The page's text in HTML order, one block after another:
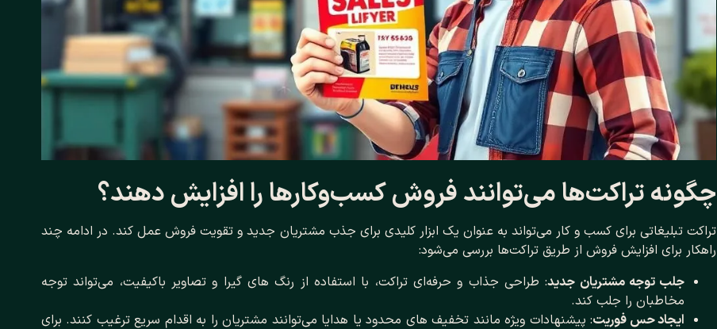
چگونه تراکت‌ها می‌توانند فروش کسب‌وکارها را افزایش دهند؟
تراکت تبلیغاتی برای کسب‌ و کار می‌تواند به ‌عنوان یک ابزار کلیدی برای جذب مشتریان جدید و تقویت فروش عمل کند. در ادامه چند
راهکار برای افزایش فروش از طریق تراکت‌ها بررسی می‌شود:
جلب توجه مشتریان جدید: طراحی جذاب و حرفه‌ای تراکت، با استفاده از رنگ‌ های گیرا و تصاویر باکیفیت، می‌تواند توجه
مخاطبان را جلب کند.
ایجاد حس فوریت: پیشنهادات ویژه مانند تخفیف ‌های محدود یا هدایا می‌توانند مشتریان را به اقدام سریع ترغیب کنند. برای